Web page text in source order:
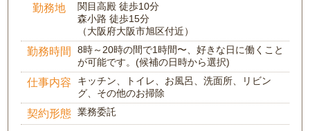
勤務地
関目高殿 徒歩10分
森小路 徒歩15分
（大阪府大阪市旭区付近）
勤務時間
8時～20時の間で1時間〜、好きな日に働くこと
が可能です。(候補の日時から選択)
仕事内容
キッチン、トイレ、お風呂、洗面所、リビン
グ、その他のお掃除
契約形態 業務委託